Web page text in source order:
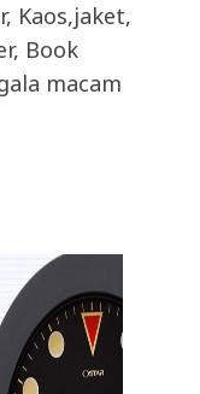
Kaos,jaket,
Book
macam